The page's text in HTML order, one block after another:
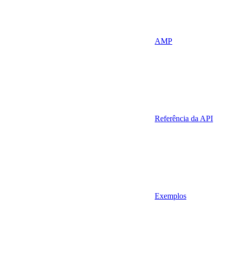
AMP
Referência da API
Exemplos